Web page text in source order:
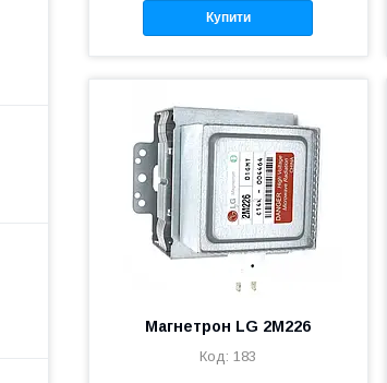
Купити
Магнетрон LG 2M226
183